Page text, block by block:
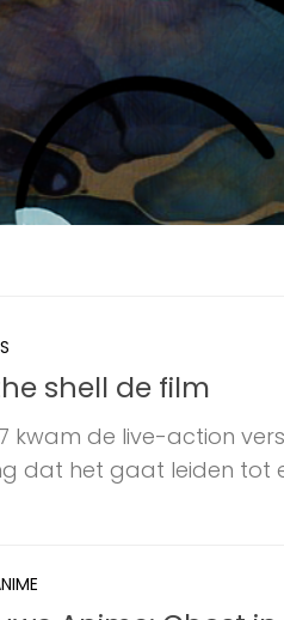
shell de film
kwam de live-action
dat het gaat leiden tot